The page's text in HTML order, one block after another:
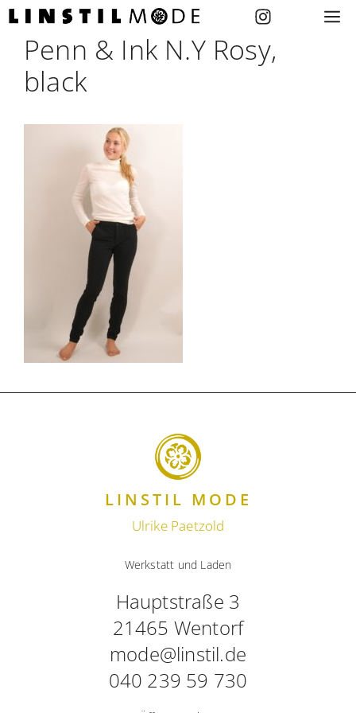
Zum
springenPenn & Ink N.Y Rosy,
black
Werkstatt und Laden
Hauptstraße 3
21465 Wentorf
mode@linstil.de
040 239 59 730
LINSTIL MODE
Ulrike Paetzold